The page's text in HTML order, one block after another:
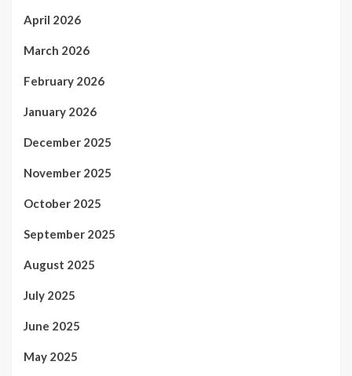
April 2026
March 2026
February 2026
January 2026
December 2025
November 2025
October 2025
September 2025
August 2025
July 2025
June 2025
May 2025